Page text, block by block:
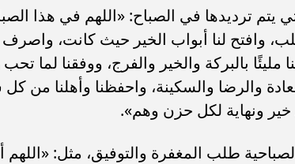
يتم ترديدها في الصباح: «اللهم في هذا
وافتح لنا أبواب الخير حيث كانت،
مليئًا بالبركة والخير والفرج، ووفقنا لما
والرضا والسكينة، واحفظنا وأهلنا من
خير ونهاية لكل حزن وهم».
طلب المغفرة والتوفيق، مثل: